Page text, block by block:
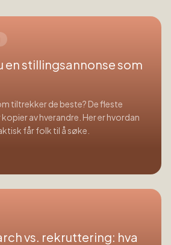
en stillingsannonse som
tiltrekker de beste? De fleste
av hverandre. Her er hvordan
får folk til å søke.
vs. rekruttering: hva